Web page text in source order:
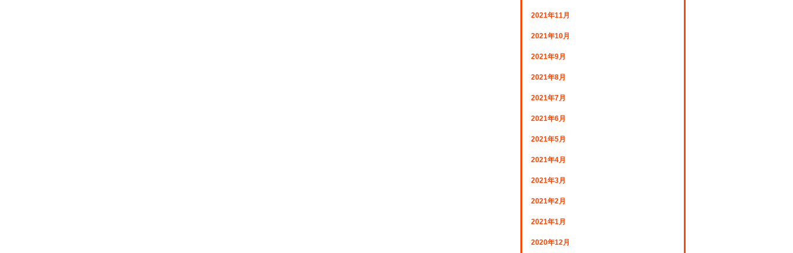
2021年11月
2021年10月
2021年9月
2021年8月
2021年7月
2021年6月
2021年5月
2021年4月
2021年3月
2021年2月
2021年1月
2020年12月